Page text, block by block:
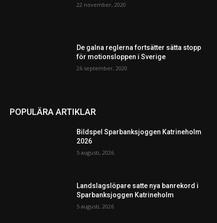
22 november, 2020
De galna reglerna fortsätter sätta stopp
för motionsloppen i Sverige
26 september, 2020
POPULÄRA ARTIKLAR
Bildspel Sparbanksjoggen Katrineholm
2026
5 augusti, 2026
Landslagslöpare satte nya banrekord i
Sparbanksjoggen Katrineholm
5 augusti, 2026